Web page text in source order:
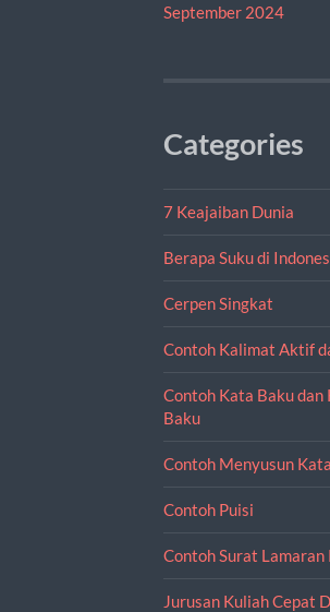
September 2024
Categories
7 Keajaiban Dunia
Berapa Suku di
Cerpen Singkat
Contoh Kalimat Aktif
Contoh Kata Baku dan
Baku
Contoh Menyusun
Contoh Puisi
Contoh Surat Lamaran
Jurusan Kuliah Cepat